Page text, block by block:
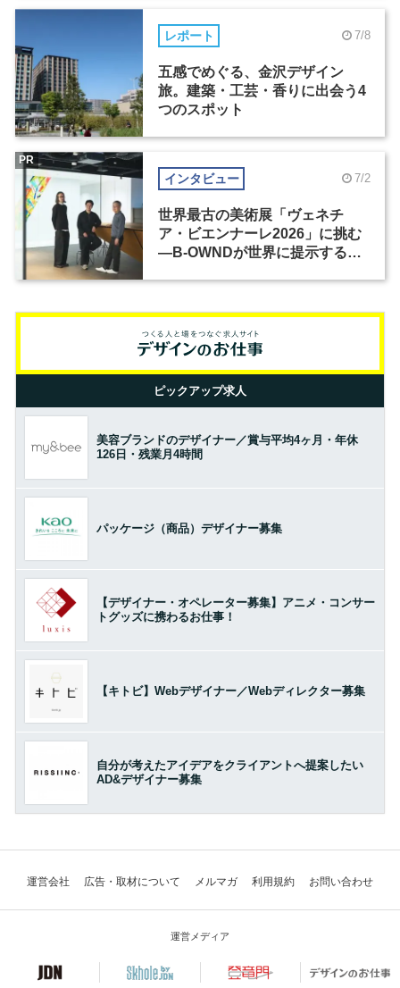
レポート 7/8
五感でめぐる、金沢デザイン
旅。建築・工芸・香りに出会う4
つのスポット
インタビュー 7/2
世界最古の美術展「ヴェネチ
ア・ビエンナーレ2026」に挑む
―B-OWNDが世界に提示する美
PR
ピックアップ求人
美容ブランドのデザイナー／賞与平均4ヶ月・年休
126日・残業月4時間
パッケージ（商品）デザイナー募集
【デザイナー・オペレーター募集】アニメ・コンサー
トグッズに携わるお仕事！
【キトビ】Webデザイナー／Webディレクター募集
自分が考えたアイデアをクライアントへ提案したい
AD&デザイナー募集
運営会社 広告・取材について メルマガ 利用規約 お問い合わせ
運営メディア